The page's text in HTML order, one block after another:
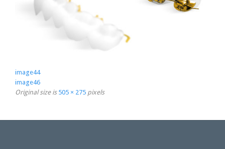
image44
image46
Original size is 505 × 275 pixels